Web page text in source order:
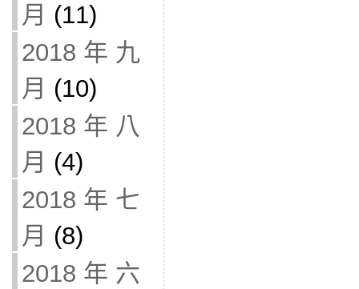
月 (11)
2018 年 九
月 (10)
2018 年 八
月 (4)
2018 年 七
月 (8)
2018 年 六